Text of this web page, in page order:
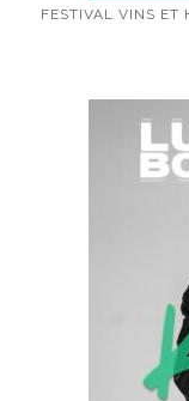
FESTIVAL VINS ET